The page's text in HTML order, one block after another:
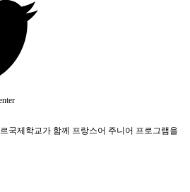
국제학교가 함께 프랑스어 주니어 프로그램을